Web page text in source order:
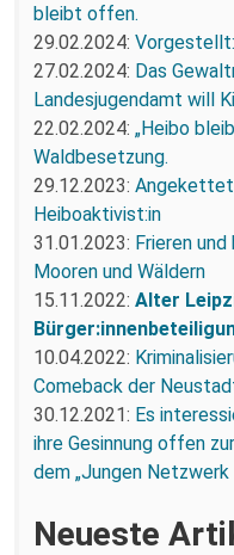
bleibt offen.
29.02.2024:
27.02.2024: Das
Landesjugendamt will
22.02.2024: „Heibo
Waldbesetzung.
29.12.2023: Angekettet
Heiboaktivist:in
31.01.2023: Frieren
Mooren und Wäldern
15.11.2022: Alter
10.04.2022:
Comeback der
30.12.2021: Es
ihre Gesinnung offen
dem „Jungen Netzwerk
Neueste